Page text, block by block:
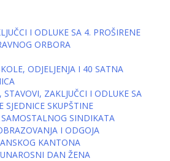
I ODLUKE SA 4. PROŠIRENE
ORBORA
ODJELJENJA I 40 SATNA
STAVOVI, ZAKLJUČCI I ODLUKE SA
SJEDNICE SKUPŠTINE
SINDIKATA
I ODGOJA
KANTONA
DAN ŽENA